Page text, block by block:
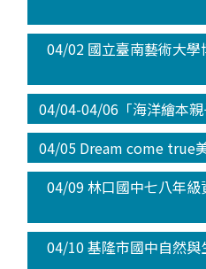
04/02 國立臺南藝術大
04/04-04/06「海洋繪本
04/05 Dream come true
04/09 林口國中七八年
04/10 基隆市國中自然